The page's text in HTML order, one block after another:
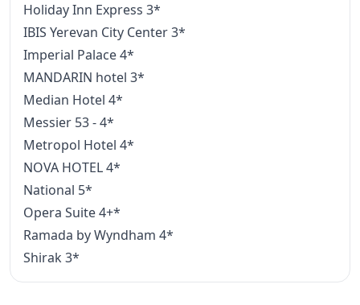
Holiday Inn Express 3*
IBIS Yerevan City Center 3*
Imperial Palace 4*
MANDARIN hotel 3*
Median Hotel 4*
Messier 53 - 4*
Metropol Hotel 4*
NOVA HOTEL 4*
National 5*
Opera Suite 4+*
Ramada by Wyndham 4*
Shirak 3*